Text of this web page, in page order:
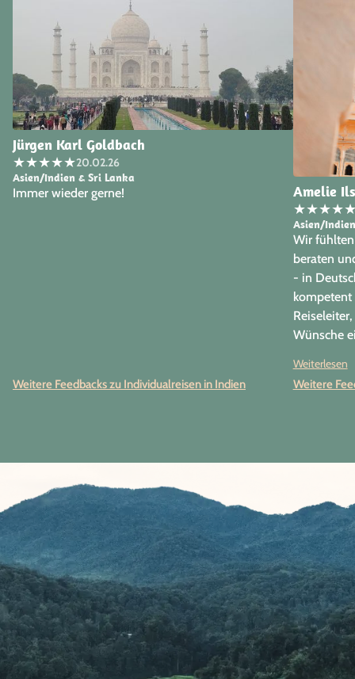
Jürgen Karl Goldbach
★★★★★20.02.26
Asien/Indien & Sri Lanka
Immer wieder gerne!
Weitere Feedbacks zu Individualreisen in Indien
Amelie
★★★★
Asien/Indien
Wir fühlten
beraten
- in
Wünsche
Die
Aktivitäten
Weiterlesen
Weitere